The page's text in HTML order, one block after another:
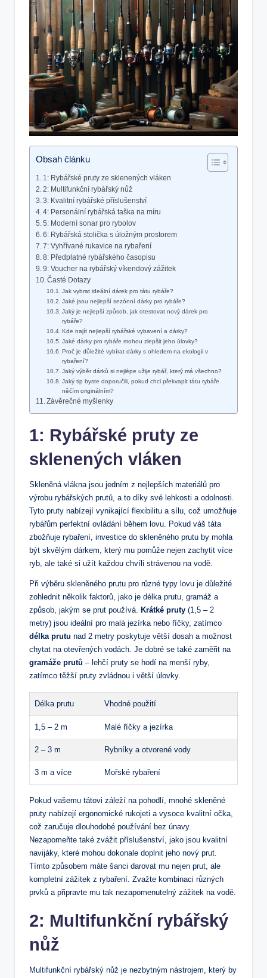
Obsah článku
1: Rybářské pruty ze sklenených vláken
2: Multifunkční rybářský nůž
3: Kvalitní rybářské příslušenství
4: Personální rybářská taška na míru
5: Moderní sonar pro rybolov
6: Rybářská stolička s úložným prostorem
7: Vyhřívané rukavice na rybaření
8: Předplatné rybářského časopisu
9: Voucher na rybářský víkendový zážitek
Časté Dotazy
Jak vybrat ideální dárek pro tátu rybáře?
Jaké jsou nejlepší sezónní dárky pro rybáře?
Jaký je nejlepší způsob, jak otestovat nový dárek pro
rybáře?
Kde najít nejlepší rybářské vybavení a dárky?
Jaké dárky pro rybáře mohou zlepšit jeho úlovky?
Proč je důležité vybírat dárky s ohledem na ekologii v
rybaření?
Jaký výběr dárků si nejlépe užije rybář, který má všechno?
Jaký tip byste doporučili, pokud chci překvapit tátu rybáře
něčím originálním?
Závěrečné myšlenky
1: Rybářské pruty ze
sklenených vláken
Skleněná vlákna jsou jedním z nejlepších materiálů pro
výrobu rybářských prutů, a to díky své lehkosti a odolnosti.
Tyto pruty nabízejí vynikající flexibilitu a sílu, což umožňuje
rybářům perfektní ovládání během lovu. Pokud váš táta
zbožňuje rybaření, investice do skleněného prutu by mohla
být skvělým dárkem, který mu pomůže nejen zachytit více
ryb, ale také si užít každou chvíli strávenou na vodě.
Při výběru skleněného prutu pro různé typy lovu je důležité
zohlednit několik faktorů, jako je délka prutu, gramáž a
způsob, jakým se prut používá. Krátké pruty (1,5 – 2
metry) jsou ideální pro malá jezírka nebo říčky, zatímco
délka prutu nad 2 metry poskytuje větší dosah a možnost
chytat na otevřených vodách. Je dobré se také zaměřit na
gramáže prutů – lehčí pruty se hodí na menší ryby,
zatímco těžší pruty zvládnou i větší úlovky.
Délka prutu Vhodné použití
1,5 – 2 m Malé říčky a jezírka
2 – 3 m Rybníky a otvorené vody
3 m a více Mořské rybaření
Pokud vašemu tátovi záleží na pohodlí, mnohé skleněné
pruty nabízejí ergonomické rukojeti a vysoce kvalitní očka,
což zaručuje dlouhodobé používání bez únavy.
Nezapomeňte také zvážit příslušenství, jako jsou kvalitní
navijáky, které mohou dokonale doplnit jeho nový prut.
Tímto způsobem máte šanci darovat mu nejen prut, ale
kompletní zážitek z rybaření. Zvažte kombinaci různých
prvků a připravte mu tak nezapomenutelný zážitek na vodě.
2: Multifunkční rybářský
nůž
Multifunkční rybářský nůž je nezbytným nástrojem, který by